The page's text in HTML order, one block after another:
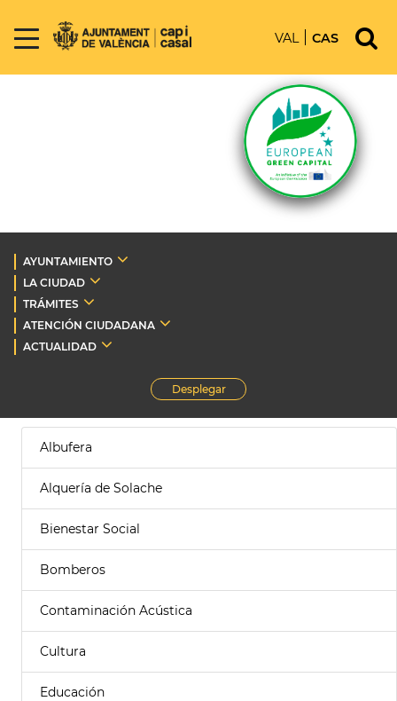
VAL CAS
AYUNTAMIENTO
LA CIUDAD
TRÁMITES
ATENCIÓN CIUDADANA
ACTUALIDAD
Desplegar
Albufera
Alquería de Solache
Bienestar Social
Bomberos
Contaminación Acústica
Cultura
Educación